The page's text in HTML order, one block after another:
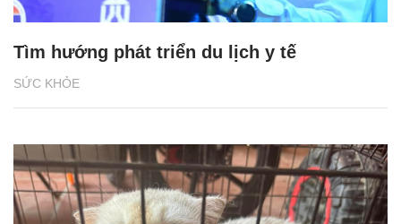
SỨC KHỎE
Tìm hướng phát triển du lịch y tế